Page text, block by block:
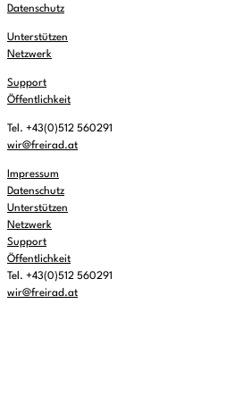
Datenschutz
Unterstützen
Netzwerk
Support
Öffentlichkeit
Tel. +43(0)512 560291
wir@freirad.at
Impressum
Datenschutz
Unterstützen
Netzwerk
Support
Öffentlichkeit
Tel. +43(0)512 560291
wir@freirad.at